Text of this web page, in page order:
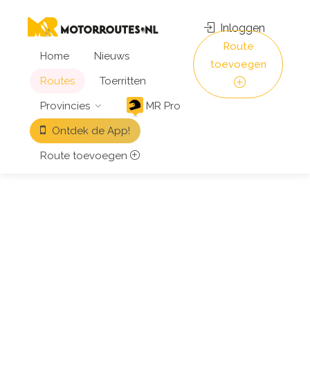
Home
Nieuws
Routes
Toerritten
Provincies
MR Pro
Ontdek de App!
Route toevoegen
Inloggen
Route
toevoegen